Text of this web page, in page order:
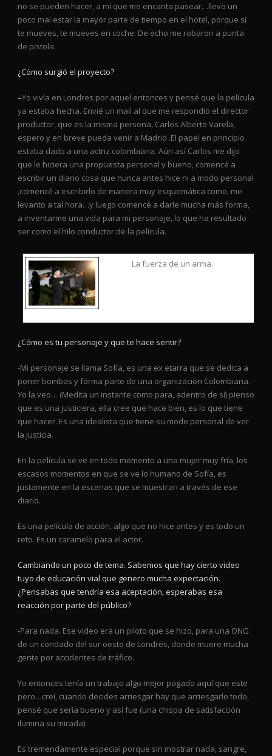
no se pueden hacer, a mí que me encanta pasear…llevo un
poco mal estar la mayor parte de tiempo en el hotel, porque si
te mueves, te mueves en coche. De echo me robaron a punta
de pistola.
¿Cómo surgió el proyecto?
–Yo vivía en Londres por aquel entonces y pensé que la película
ya estaba hecha. Envié un mail al que me respondió el director
productor, que es la misma persona, Carlos Alberto Varela,
espero y en breve pueda venir a Madrid .El papel en principio
estaba dado a una actriz colombiana. Aún así Carlos me dijo
que le hiciera una propuesta personal y bueno, comencé a
escribir un diario cosa que nunca antes hice ni a modo personal
,comencé a escribirlo de manera muy esquemática como, me
levanto a tal hora…y luego comencé a darle mucha más forma,
a inventarme una vida para mi personaje, lo que ha resultado
ser como el hilo conductor de la película.
La fuerza de un arma.
¿Cómo es tu personaje y que te hace sentir?
-Mi personaje se llama Sofía, es una ex etarra que se dedica a
poner bombas y forma parte de una organización Colombiana.
Yo la veo… (Medita un instante como para, adentro de sí) pienso
que es una justiciera, ella cree que hace bien, es lo que tiene
que hacer. Es una idealista que tiene su modo personal de ver
la justicia.
En la película se ve en todo momento a una mujer muy fría, los
escasos momentos en que se ve lo humano de Sofía, es
justamente en la escenas que se muestran a través de ese
diario.
Es una película de acción, algo que no hice antes y es todo un
reto. Es un caramelo para el actor.
Cambiando un poco de tema. Sabemos que hay cierto video
tuyo de educación vial que genero mucha expectación.
¿Pensabas que tendría esa aceptación, esperabas esa
reacción por parte del público?
-Para nada. Ese video era un piloto que se hizo, para una ONG
de un condado del sur oeste de Londres, donde muere mucha
gente por accidentes de tráfico.
Yo entonces tenía un trabajo algo mejor pagado aquí que este
pero…creí, cuando decides arriesgar hay que arriesgarlo todo,
pensé que sería bueno y así fue (una chispa de satisfacción
ilumina su mirada).
Es tremendamente especial porque sin mostrar nada, sangre,